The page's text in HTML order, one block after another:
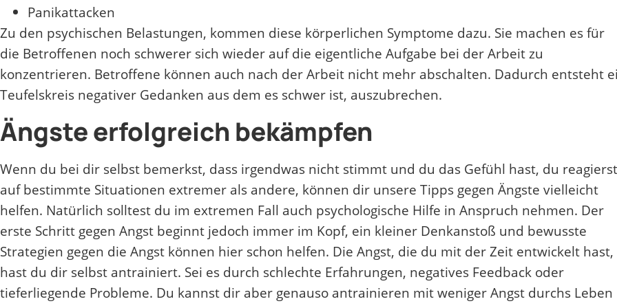
Panikattacken
Zu den psychischen Belastungen, kommen diese körperlichen Symptome dazu. Sie machen es für
die Betroffenen noch schwerer sich wieder auf die eigentliche Aufgabe bei der Arbeit zu
konzentrieren. Betroffene können auch nach der Arbeit nicht mehr abschalten. Dadurch entsteht
Teufelskreis negativer Gedanken aus dem es schwer ist, auszubrechen.
Ängste erfolgreich bekämpfen
Wenn du bei dir selbst bemerkst, dass irgendwas nicht stimmt und du das Gefühl hast, du reagierst
auf bestimmte Situationen extremer als andere, können dir unsere Tipps gegen Ängste vielleicht
helfen. Natürlich solltest du im extremen Fall auch psychologische Hilfe in Anspruch nehmen. Der
erste Schritt gegen Angst beginnt jedoch immer im Kopf, ein kleiner Denkanstoß und bewusste
Strategien gegen die Angst können hier schon helfen. Die Angst, die du mit der Zeit entwickelt hast,
hast du dir selbst antrainiert. Sei es durch schlechte Erfahrungen, negatives Feedback oder
tieferliegende Probleme. Du kannst dir aber genauso antrainieren mit weniger Angst durchs Leben